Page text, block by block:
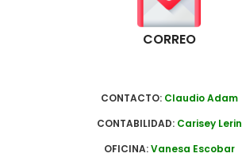
CORREO
CONTACTO: Claudio Adam
CONTABILIDAD: Carisey Lerin
OFICINA:Vanesa Escobar